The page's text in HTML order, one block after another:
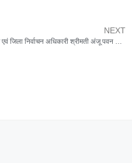
NEXT
विशेष संक्षिप्त पुनरीक्षण हेतु विस्तृत कार्ययोजना जारी,कलेक्टर एवं जिला निर्वाचन अधिकारी श्रीमती अंजू पवन भदौरिया के निर्देश